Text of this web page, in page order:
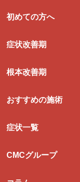
初めての方へ
症状改善期
根本改善期
おすすめの施術
症状一覧
CMCグループ